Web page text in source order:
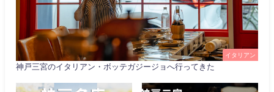
イタリアン
神戸三宮のイタリアン・ボッテガジージョへ行ってきた